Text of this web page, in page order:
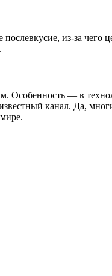
из-за чего
Особенность — в
канал. Да,